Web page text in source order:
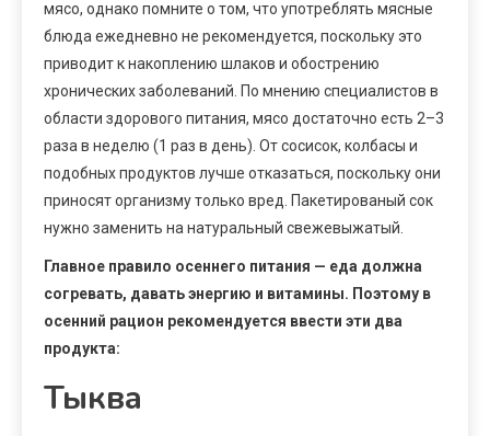
мясо, однако помните о том, что употреблять мясные
блюда ежедневно не рекомендуется, поскольку это
приводит к накоплению шлаков и обострению
хронических заболеваний. По мнению специалистов в
области здорового питания, мясо достаточно есть 2–3
раза в неделю (1 раз в день). От сосисок, колбасы и
подобных продуктов лучше отказаться, поскольку они
приносят организму только вред. Пакетированый сок
нужно заменить на натуральный свежевыжатый.
Главное правило осеннего питания — еда должна
согревать, давать энергию и витамины. Поэтому в
осенний рацион рекомендуется ввести эти два
продукта:
Тыква